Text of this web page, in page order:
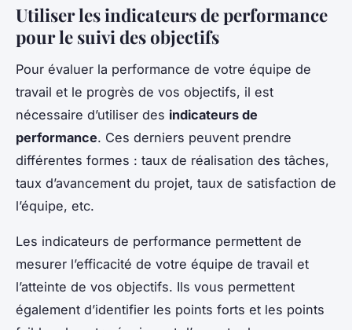
Utiliser les indicateurs de performance
pour le suivi des objectifs
Pour évaluer la performance de votre équipe de
travail et le progrès de vos objectifs, il est
nécessaire d’utiliser des indicateurs de
performance. Ces derniers peuvent prendre
différentes formes : taux de réalisation des tâches,
taux d’avancement du projet, taux de satisfaction de
l’équipe, etc.
Les indicateurs de performance permettent de
mesurer l’efficacité de votre équipe de travail et
l’atteinte de vos objectifs. Ils vous permettent
également d’identifier les points forts et les points